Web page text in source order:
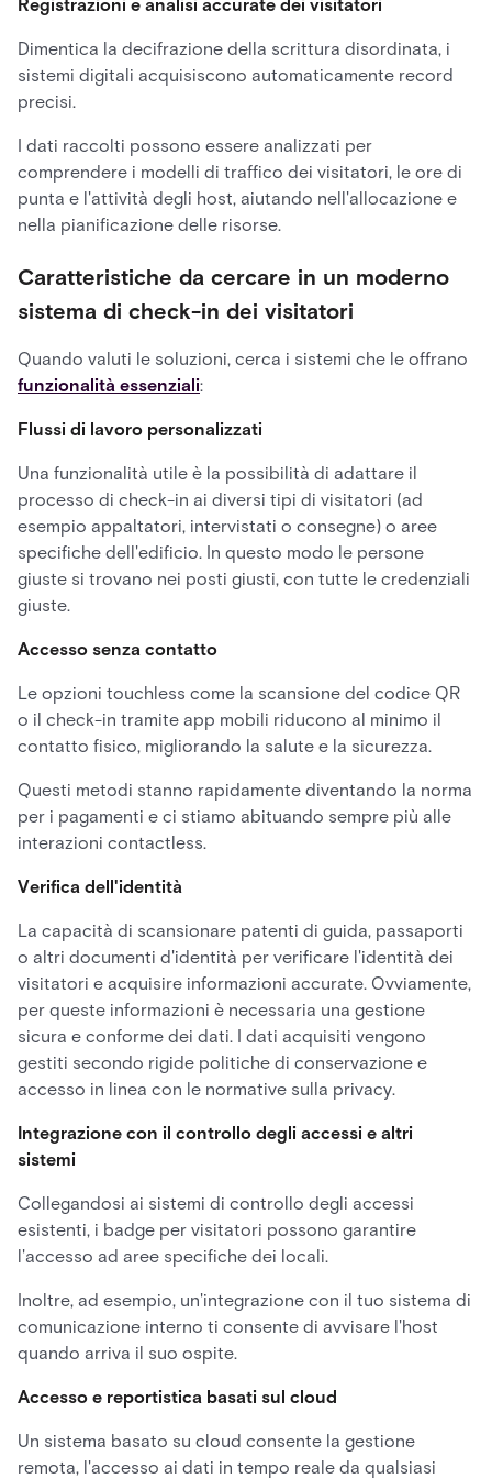
Registrazioni e analisi accurate dei visitatori
Dimentica la decifrazione della scrittura disordinata, i
sistemi digitali acquisiscono automaticamente record
precisi.
I dati raccolti possono essere analizzati per
comprendere i modelli di traffico dei visitatori, le ore di
punta e l'attività degli host, aiutando nell'allocazione e
nella pianificazione delle risorse.
Caratteristiche da cercare in un moderno
sistema di check-in dei visitatori
Quando valuti le soluzioni, cerca i sistemi che le offrano
funzionalità essenziali:
Flussi di lavoro personalizzati
Una funzionalità utile è la possibilità di adattare il
processo di check-in ai diversi tipi di visitatori (ad
esempio appaltatori, intervistati o consegne) o aree
specifiche dell'edificio. In questo modo le persone
giuste si trovano nei posti giusti, con tutte le credenziali
giuste.
Accesso senza contatto
Le opzioni touchless come la scansione del codice QR
o il check-in tramite app mobili riducono al minimo il
contatto fisico, migliorando la salute e la sicurezza.
Questi metodi stanno rapidamente diventando la norma
per i pagamenti e ci stiamo abituando sempre più alle
interazioni contactless.
Verifica dell'identità
La capacità di scansionare patenti di guida, passaporti
o altri documenti d'identità per verificare l'identità dei
visitatori e acquisire informazioni accurate. Ovviamente,
per queste informazioni è necessaria una gestione
sicura e conforme dei dati. I dati acquisiti vengono
gestiti secondo rigide politiche di conservazione e
accesso in linea con le normative sulla privacy.
Integrazione con il controllo degli accessi e altri
sistemi
Collegandosi ai sistemi di controllo degli accessi
esistenti, i badge per visitatori possono garantire
l'accesso ad aree specifiche dei locali.
Inoltre, ad esempio, un'integrazione con il tuo sistema di
comunicazione interno ti consente di avvisare l'host
quando arriva il suo ospite.
Accesso e reportistica basati sul cloud
Un sistema basato su cloud consente la gestione
remota, l'accesso ai dati in tempo reale da qualsiasi